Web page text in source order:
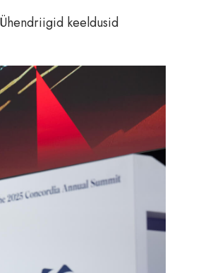
keeldusid